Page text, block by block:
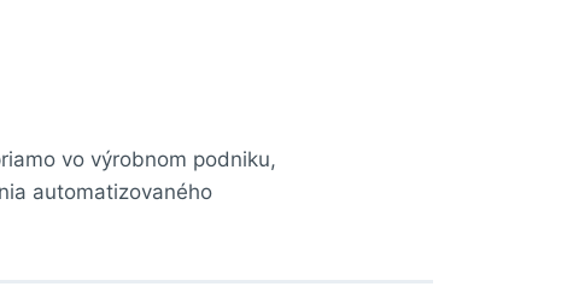
vo výrobnom podniku,
automatizovaného